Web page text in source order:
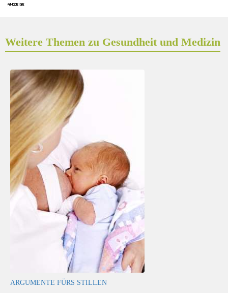
Weitere Themen zu Gesundheit und Medizin
ARGUMENTE FÜRS STILLEN